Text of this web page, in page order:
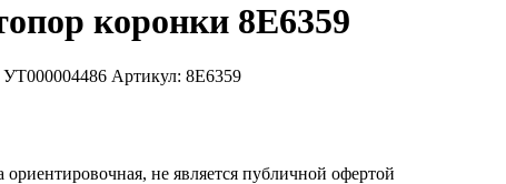
коронки 8E6359
Артикул: 8E6359
ориентировочная, не является публичной офертой